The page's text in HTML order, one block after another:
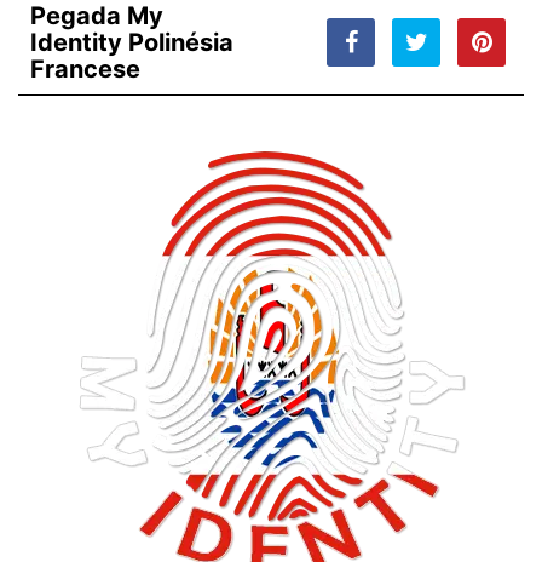
Pegada My
Identity Polinésia
Francese